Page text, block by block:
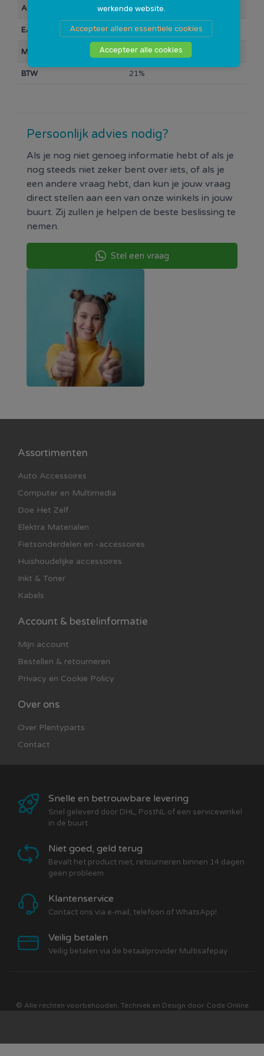
werkende website.
Accepteer alleen essentiele cookies
Accepteer alle cookies
42-622, 47-622, 32-630, 40-635.
Artikelnummer 10024521
EAN Barcode 6933882568570
Merk CST
BTW 21%
Persoonlijk advies nodig?
Als je nog niet genoeg informatie hebt of als je
nog steeds niet zeker bent over iets, of als je
een andere vraag hebt, dan kun je jouw vraag
direct stellen aan een van onze winkels in jouw
buurt. Zij zullen je helpen de beste beslissing te
nemen.
Stel een vraag
Assortimenten
Auto Accessoires
Computer en Multimedia
Doe Het Zelf
Elektra Materialen
Fietsonderdelen en -accessoires
Huishoudelijke accessoires
Inkt & Toner
Kabels
Account & bestelinformatie
Mijn account
Bestellen & retourneren
Privacy en Cookie Policy
Over ons
Over Plentyparts
Contact
Snelle en betrouwbare levering
Snel geleverd door DHL, PostNL of een servicewinkel
in de buurt
Niet goed, geld terug
Bevalt het product niet, retourneren binnen 14 dagen
geen probleem
Klantenservice
Contact ons via e-mail, telefoon of WhatsApp!
Veilig betalen
Veilig betalen via de betaalprovider Multisafepay
© Alle rechten voorbehouden. Techniek en Design door Code Online